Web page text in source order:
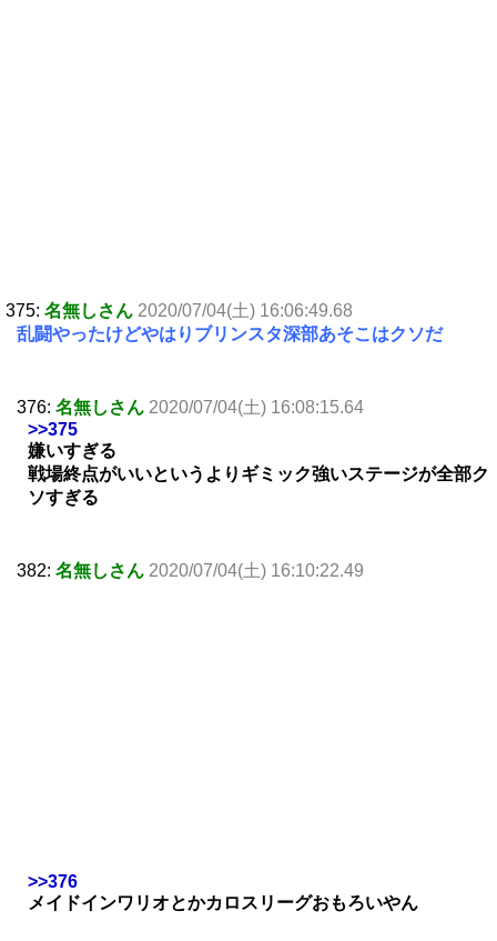
375: 名無しさん 2020/07/04(土) 16:06:49.68
乱闘やったけどやはりブリンスタ深部あそこはクソだ
376: 名無しさん 2020/07/04(土) 16:08:15.64
>>375
嫌いすぎる
戦場終点がいいというよりギミック強いステージが全部ク
ソすぎる
382: 名無しさん 2020/07/04(土) 16:10:22.49
>>376
メイドインワリオとかカロスリーグおもろいやん